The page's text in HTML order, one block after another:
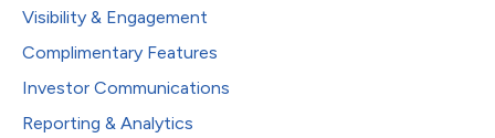
Visibility & Engagement
Complimentary Features
Investor Communications
Reporting & Analytics